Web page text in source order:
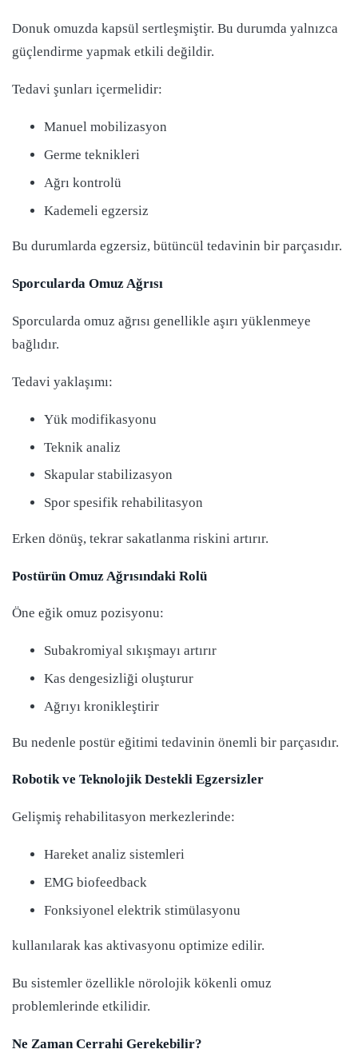
Donuk omuzda kapsül sertleşmiştir. Bu durumda yalnızca
güçlendirme yapmak etkili değildir.
Tedavi şunları içermelidir:
Manuel mobilizasyon
Germe teknikleri
Ağrı kontrolü
Kademeli egzersiz
Bu durumlarda egzersiz, bütüncül tedavinin bir parçasıdır.
Sporcularda Omuz Ağrısı
Sporcularda omuz ağrısı genellikle aşırı yüklenmeye
bağlıdır.
Tedavi yaklaşımı:
Yük modifikasyonu
Teknik analiz
Skapular stabilizasyon
Spor spesifik rehabilitasyon
Erken dönüş, tekrar sakatlanma riskini artırır.
Postürün Omuz Ağrısındaki Rolü
Öne eğik omuz pozisyonu:
Subakromiyal sıkışmayı artırır
Kas dengesizliği oluşturur
Ağrıyı kronikleştirir
Bu nedenle postür eğitimi tedavinin önemli bir parçasıdır.
Robotik ve Teknolojik Destekli Egzersizler
Gelişmiş rehabilitasyon merkezlerinde:
Hareket analiz sistemleri
EMG biofeedback
Fonksiyonel elektrik stimülasyonu
kullanılarak kas aktivasyonu optimize edilir.
Bu sistemler özellikle nörolojik kökenli omuz
problemlerinde etkilidir.
Ne Zaman Cerrahi Gerekebilir?